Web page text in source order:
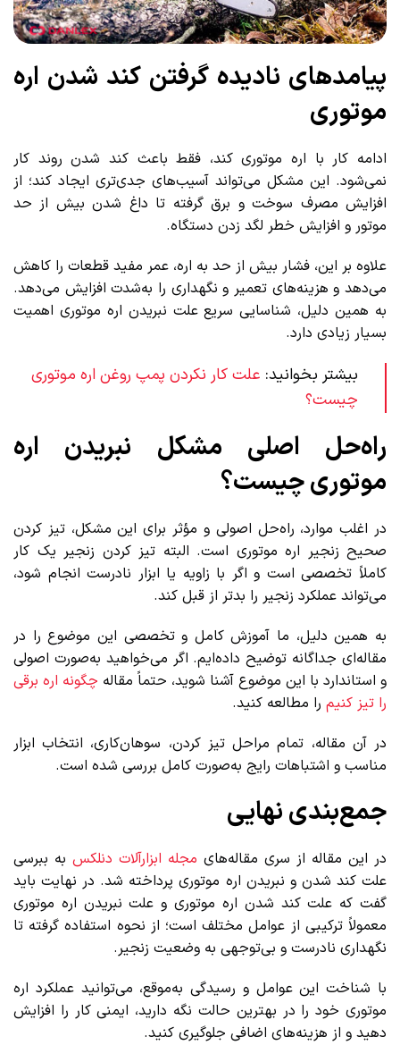
پیامدهای نادیده گرفتن کند شدن اره
موتوری
ادامه کار با اره موتوری کند، فقط باعث کند شدن روند کار
نمی‌شود. این مشکل می‌تواند آسیب‌های جدی‌تری ایجاد کند؛ از
افزایش مصرف سوخت و برق گرفته تا داغ شدن بیش از حد
موتور و افزایش خطر لگد زدن دستگاه.
علاوه بر این، فشار بیش از حد به اره، عمر مفید قطعات را کاهش
می‌دهد و هزینه‌های تعمیر و نگهداری را به‌شدت افزایش می‌دهد.
به همین دلیل، شناسایی سریع علت نبریدن اره موتوری اهمیت
بسیار زیادی دارد.
بیشتر بخوانید: علت کار نکردن پمپ روغن اره موتوری
چیست؟
راه‌حل اصلی مشکل نبریدن اره
موتوری چیست؟
در اغلب موارد، راه‌حل اصولی و مؤثر برای این مشکل، تیز کردن
صحیح زنجیر اره موتوری است. البته تیز کردن زنجیر یک کار
کاملاً تخصصی است و اگر با زاویه یا ابزار نادرست انجام شود،
می‌تواند عملکرد زنجیر را بدتر از قبل کند.
به همین دلیل، ما آموزش کامل و تخصصی این موضوع را در
مقاله‌ای جداگانه توضیح داده‌ایم. اگر می‌خواهید به‌صورت اصولی
و استاندارد با این موضوع آشنا شوید، حتماً مقاله چگونه اره برقی
را تیز کنیم را مطالعه کنید.
در آن مقاله، تمام مراحل تیز کردن، سوهان‌کاری، انتخاب ابزار
مناسب و اشتباهات رایج به‌صورت کامل بررسی شده است.
جمع‌بندی نهایی
در این مقاله از سری مقاله‌های مجله ابزارآلات دنلکس به ببرسی
علت کند شدن و نبریدن اره موتوری پرداخته شد. در نهایت باید
گفت که علت کند شدن اره موتوری و علت نبریدن اره موتوری
معمولاً ترکیبی از عوامل مختلف است؛ از نحوه استفاده گرفته تا
نگهداری نادرست و بی‌توجهی به وضعیت زنجیر.
با شناخت این عوامل و رسیدگی به‌موقع، می‌توانید عملکرد اره
موتوری خود را در بهترین حالت نگه دارید، ایمنی کار را افزایش
دهید و از هزینه‌های اضافی جلوگیری کنید.